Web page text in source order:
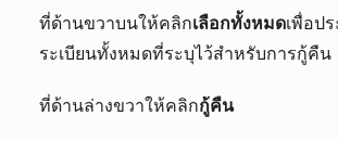
ที่ด้านขวาบนให้คลิกเลือกทั้งหมดเพื่อป
ระเบียนทั้งหมดที่ระบุไว้สำหรับการกู้คืน
ที่ด้านล่างขวาให้คลิกกู้คืน